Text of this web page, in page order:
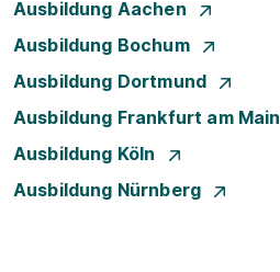
Ausbildung Aachen
Ausbildung Bochum
Ausbildung Dortmund
Ausbildung Frankfurt am Main
Ausbildung Köln
Ausbildung Nürnberg